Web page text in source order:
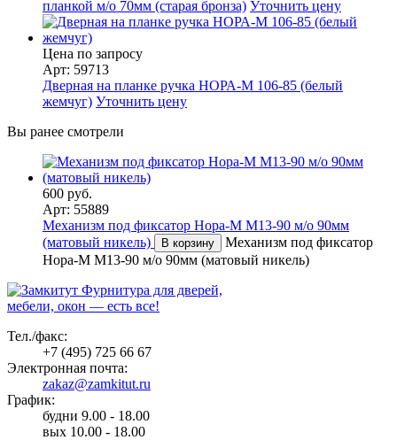
планкой м/о 70мм (старая бронза) Уточнить цену
Цена по запросу
Арт: 59713
Дверная на планке ручка НОРА-М 106-85 (белый
жемчуг) Уточнить цену
Вы ранее смотрели
600 руб.
Арт: 55889
Механизм под фиксатор Нора-М М13-90 м/о 90мм
(матовый никель)
В корзину
Механизм под фиксатор
Нора-М М13-90 м/о 90мм (матовый никель)
Фурнитура для дверей,
мебели, окон — есть все!
Тел./факс:
+7 (495) 725 66 67
Электронная почта:
zakaz@zamkitut.ru
График:
будни 9.00 - 18.00
вых 10.00 - 18.00